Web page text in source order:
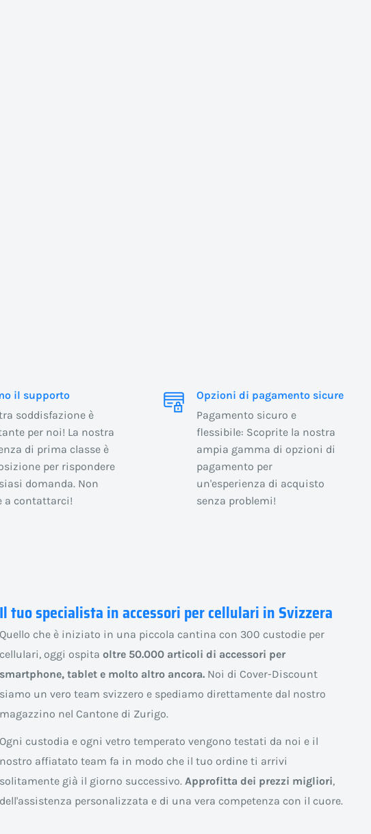
il supporto
soddisfazione è
per noi! La nostra
di prima classe è
per rispondere
domanda. Non
a contattarci!
Opzioni di pagamento sicure
Pagamento sicuro e
flessibile: Scoprite la nostra
ampia gamma di opzioni di
pagamento per
un'esperienza di acquisto
senza problemi!
Il tuo specialista in accessori per cellulari in Svizzera
Quello che è iniziato in una piccola cantina con 300 custodie per
cellulari, oggi ospita oltre 50.000 articoli di accessori per
smartphone, tablet e molto altro ancora.Noi di Cover-Discount
siamo un vero team svizzero e spediamo direttamente dal nostro
magazzino nel Cantone di Zurigo.
Ogni custodia e ogni vetro temperato vengono testati da noi e il
nostro affiatato team fa in modo che il tuo ordine ti arrivi
solitamente già il giorno successivo. Approfitta dei prezzi migliori,
dell'assistenza personalizzata e di una vera competenza con il cuore.